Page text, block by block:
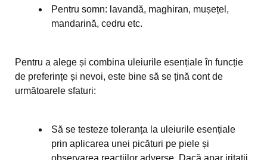
Pentru somn: lavandă, maghiran, mușețel,
mandarină, cedru etc.
Pentru a alege și combina uleiurile esențiale în funcție
de preferințe și nevoi, este bine să se țină cont de
următoarele sfaturi:
Să se testeze toleranța la uleiurile esențiale
prin aplicarea unei picături pe piele și
observarea reacțiilor adverse. Dacă apar iritații